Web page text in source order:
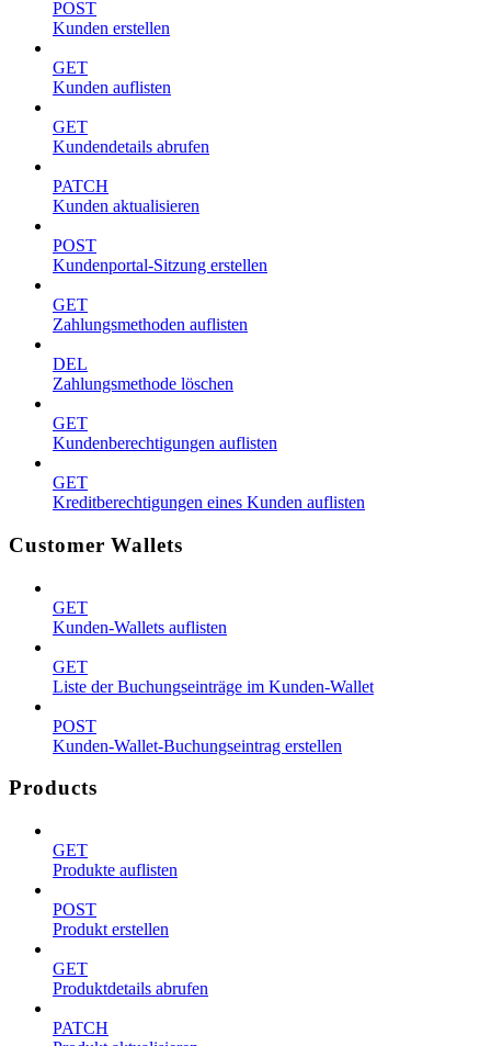
POST
Kunden erstellen
GET
Kunden auflisten
GET
Kundendetails abrufen
PATCH
Kunden aktualisieren
POST
Kundenportal-Sitzung erstellen
GET
Zahlungsmethoden auflisten
DEL
Zahlungsmethode löschen
GET
Kundenberechtigungen auflisten
GET
Kreditberechtigungen eines Kunden auflisten
Customer Wallets
GET
Kunden-Wallets auflisten
GET
Liste der Buchungseinträge im Kunden-Wallet
POST
Kunden-Wallet-Buchungseintrag erstellen
Products
GET
Produkte auflisten
POST
Produkt erstellen
GET
Produktdetails abrufen
PATCH